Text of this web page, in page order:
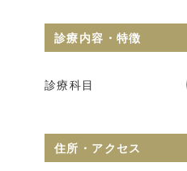
診療内容・特徴
診療科目
住所・アクセス